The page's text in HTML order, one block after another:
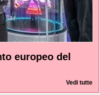
europeo del
Vedi tutte